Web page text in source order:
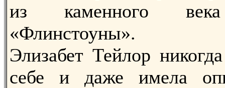
из каменного
«Флинстоуны».
Элизабет Тейлор
себе и даже имела